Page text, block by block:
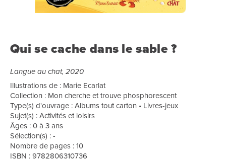
Qui se cache dans le sable ?
Langue au chat, 2020
Illustrations de : Marie Ecarlat
Collection : Mon cherche et trouve phosphorescent
Type(s) d'ouvrage : Albums tout carton • Livres-jeux
Sujet(s) : Activités et loisirs
Âges : 0 à 3 ans
Sélection(s) : -
Nombre de pages : 10
ISBN : 9782806310736